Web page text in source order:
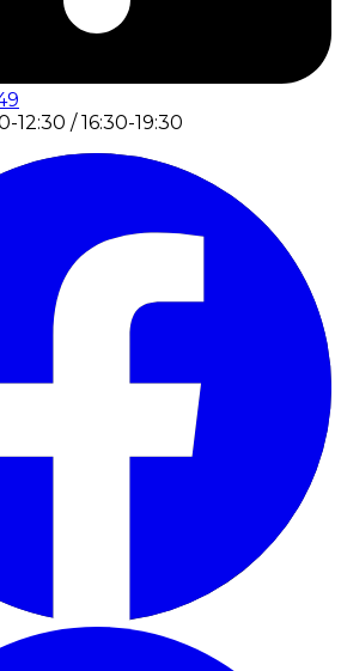
12:30 / 16:30-19:30